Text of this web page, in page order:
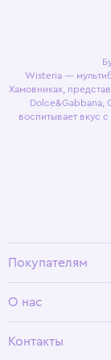
Wisteria —
Хамовниках,
Dolce&Gabbana,
воспитывает вкус
Покупателям
Условия возврата
О нас
Программа лояльности
Контакты